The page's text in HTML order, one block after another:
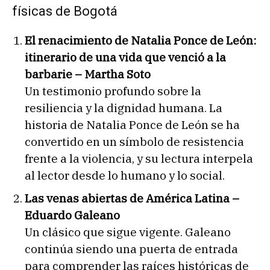
físicas de Bogotá
El renacimiento de Natalia Ponce de León:
itinerario de una vida que venció a la
barbarie – Martha Soto
Un testimonio profundo sobre la
resiliencia y la dignidad humana. La
historia de Natalia Ponce de León se ha
convertido en un símbolo de resistencia
frente a la violencia, y su lectura interpela
al lector desde lo humano y lo social.
Las venas abiertas de América Latina –
Eduardo Galeano
Un clásico que sigue vigente. Galeano
continúa siendo una puerta de entrada
para comprender las raíces históricas de